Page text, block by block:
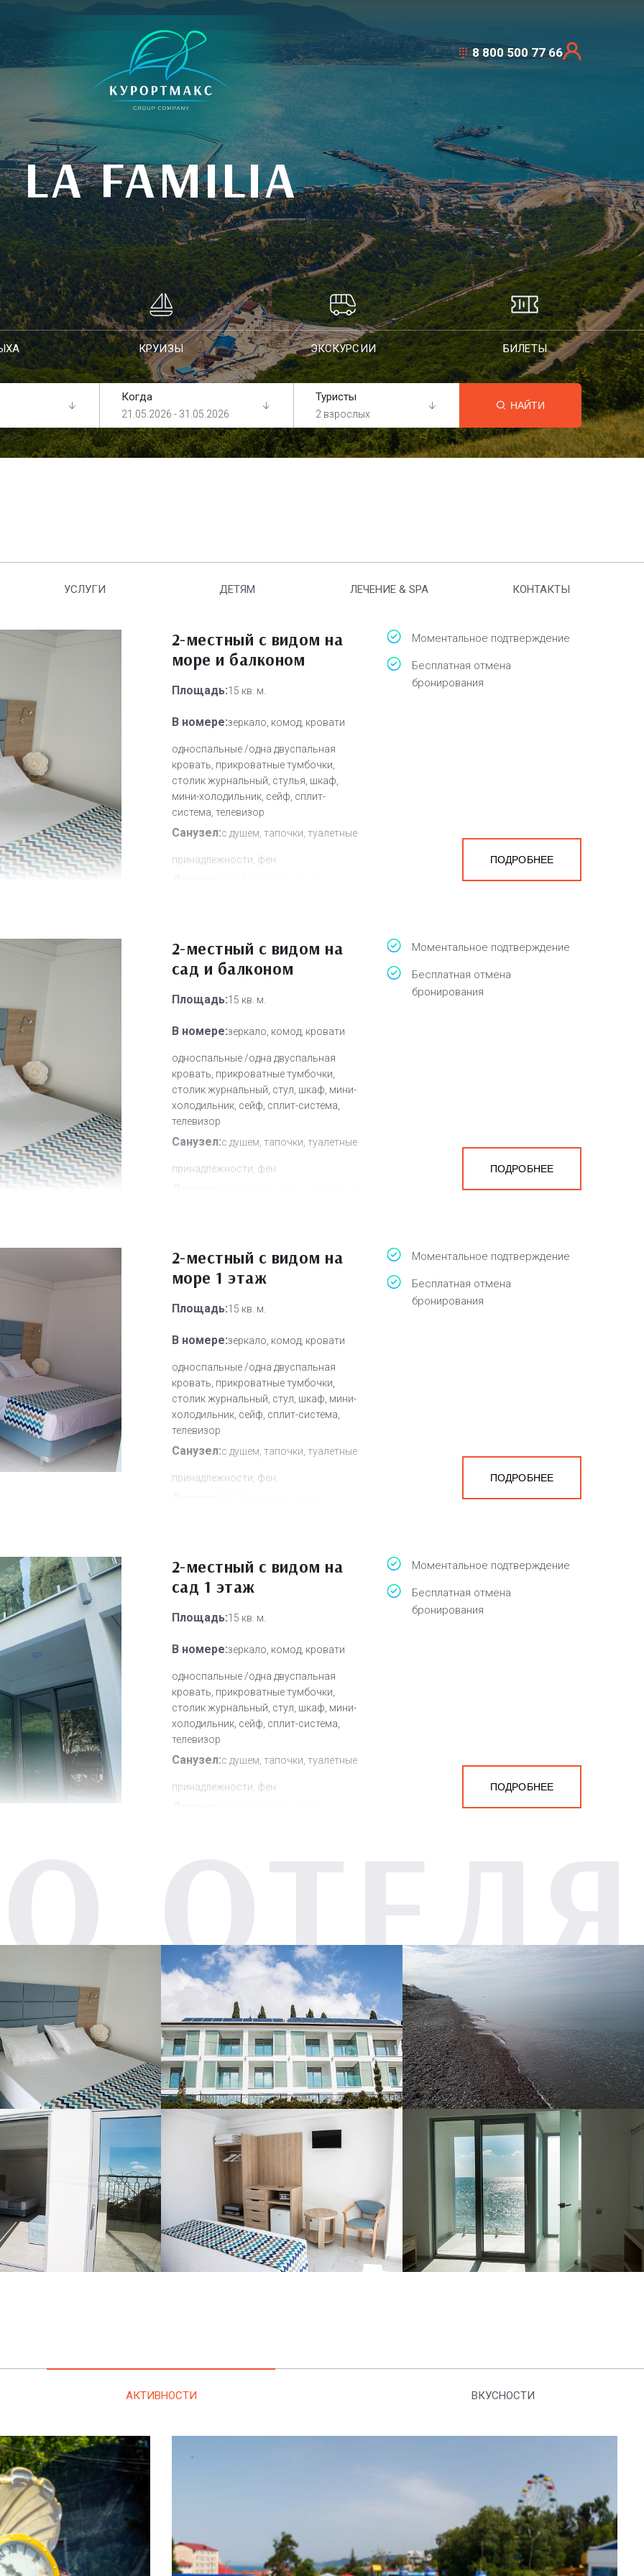
8 800 500 77 66
LA FAMILIA
КРУИЗЫ ЭКСКУРСИИ БИЛЕТЫ
Когда
21.05.2026 - 31.05.2026
Туристы
2 взрослых
НАЙТИ
УСЛУГИ ДЕТЯМ ЛЕЧЕНИЕ & SPA КОНТАКТЫ
2-местный с видом на
море и балконом
Площадь:15 кв. м.
В номере:зеркало, комод, кровати
односпальные /одна двуспальная
кровать, прикроватные тумбочки,
столик журнальный, стулья, шкаф,
мини-холодильник, сейф, сплит-
система, телевизор
Санузел:с душем, тапочки, туалетные
принадлежности, фен
Дополнительное место: 1
Моментальное подтверждение
Бесплатная отмена
бронирования
ПОДРОБНЕЕ
2-местный с видом на
сад и балконом
Площадь:15 кв. м.
В номере:зеркало, комод, кровати
односпальные /одна двуспальная
кровать, прикроватные тумбочки,
столик журнальный, стул, шкаф, мини-
холодильник, сейф, сплит-система,
телевизор
Санузел:с душем, тапочки, туалетные
принадлежности, фен
Дополнительное место: 1
Моментальное подтверждение
Бесплатная отмена
бронирования
ПОДРОБНЕЕ
2-местный с видом на
море 1 этаж
Площадь:15 кв. м.
В номере:зеркало, комод, кровати
односпальные /одна двуспальная
кровать, прикроватные тумбочки,
столик журнальный, стул, шкаф, мини-
холодильник, сейф, сплит-система,
телевизор
Санузел:с душем, тапочки, туалетные
принадлежности, фен
Дополнительное место: 1
Моментальное подтверждение
Бесплатная отмена
бронирования
ПОДРОБНЕЕ
2-местный с видом на
сад 1 этаж
Площадь:15 кв. м.
В номере:зеркало, комод, кровати
односпальные /одна двуспальная
кровать, прикроватные тумбочки,
столик журнальный, стул, шкаф, мини-
холодильник, сейф, сплит-система,
телевизор
Санузел:с душем, тапочки, туалетные
принадлежности, фен
Моментальное подтверждение
Бесплатная отмена
бронирования
ПОДРОБНЕЕ
ОТЕЛЯ
АКТИВНОСТИ ВКУСНОСТИ